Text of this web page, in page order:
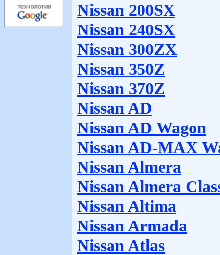
Nissan 200SX
Nissan 240SX
Nissan 300ZX
Nissan 350Z
Nissan 370Z
Nissan AD
Nissan AD Wagon
Nissan AD-MAX
Nissan Almera
Nissan Almera
Nissan Altima
Nissan Armada
Nissan Atlas